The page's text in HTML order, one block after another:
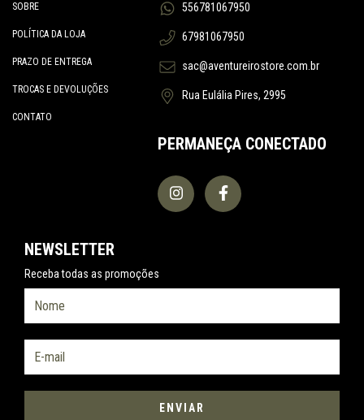
SOBRE
POLÍTICA DA LOJA
PRAZO DE ENTREGA
TROCAS E DEVOLUÇÕES
CONTATO
556781067950
67981067950
sac@aventureirostore.com.br
Rua Eulália Pires, 2995
PERMANEÇA CONECTADO
NEWSLETTER
Receba todas as promoções